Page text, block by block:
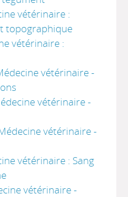
vétérinaire :
topographique
vétérinaire :
vétérinaire -
vétérinaire -
vétérinaire -
vétérinaire : Sang
vétérinaire -